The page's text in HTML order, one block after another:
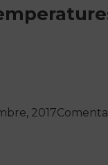
2017